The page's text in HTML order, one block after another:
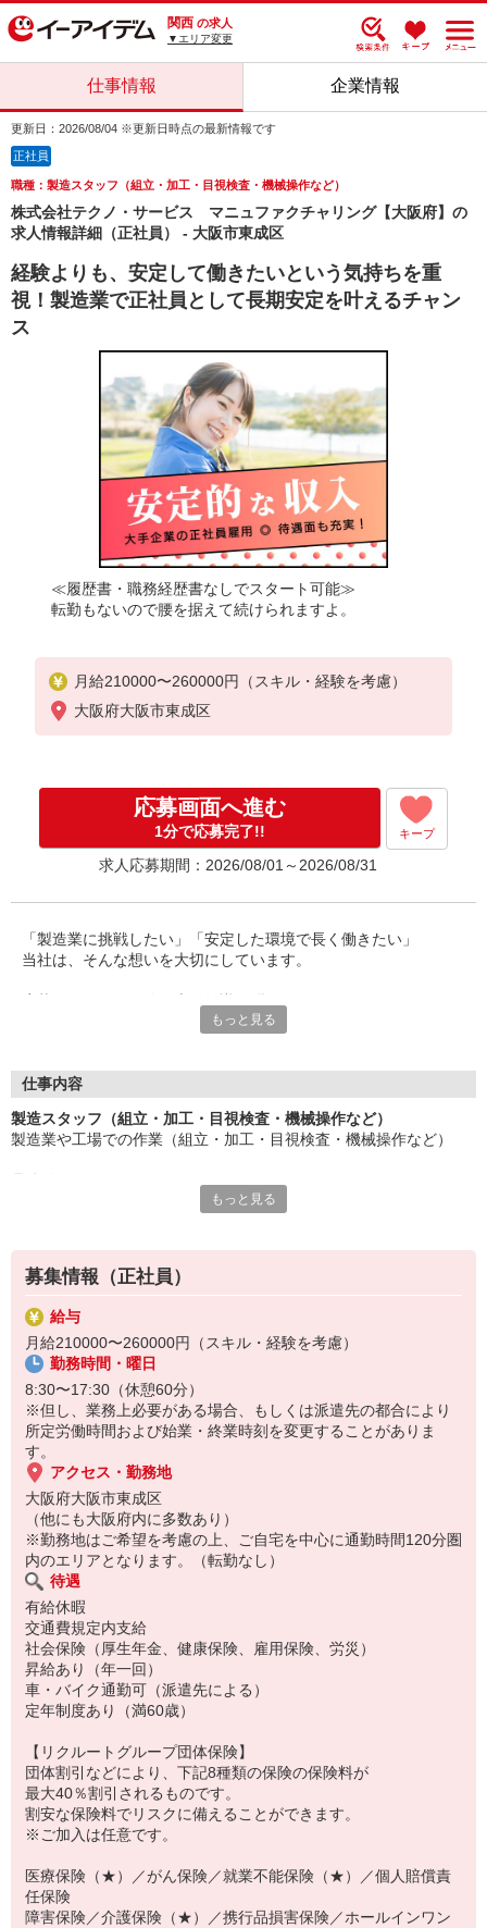
関西 の求人
▼エリア変更
仕事情報 企業情報
更新日：2026/08/04 ※更新日時点の最新情報です
正社員
職種：製造スタッフ（組立・加工・目視検査・機械操作など）
株式会社テクノ・サービス マニュファクチャリング【大阪府】の
求人情報詳細（正社員） - 大阪市東成区
経験よりも、安定して働きたいという気持ちを重
視！製造業で正社員として長期安定を叶えるチャン
ス
≪履歴書・職務経歴書なしでスタート可能≫
転勤もないので腰を据えて続けられますよ。
月給210000〜260000円（スキル・経験を考慮）
大阪府大阪市東成区
応募画面へ進む
1分で応募完了!! キープ
求人応募期間：2026/08/01～2026/08/31
「製造業に挑戦したい」「安定した環境で長く働きたい」
当社は、そんな想いを大切にしています。
約束を守ること、きちんと連絡をすること、前向きに仕事へ取り
また、勤務時間やシフトなど柔軟に対応いただける方は、ご紹介
長く働きたい――
製造業で正社員としてキャリアを築きたい方、ぜひご応募くださ
もっと見る
仕事内容
製造スタッフ（組立・加工・目視検査・機械操作など）
製造業や工場での作業（組立・加工・目視検査・機械操作など）
製品に不備がないか目視チェック
複雑な作業や力仕事はほとんどなく覚えやすいものばかり！
未経験の方もすぐに慣れていただけると思います。
※当社（株）テクノ・サービスに正社員採用の上で、派遣就業先事
業所へ派遣となります。
もっと見る
募集情報（正社員）
給与
月給210000〜260000円（スキル・経験を考慮）
勤務時間・曜日
8:30〜17:30（休憩60分）
※但し、業務上必要がある場合、もしくは派遣先の都合により
所定労働時間および始業・終業時刻を変更することがありま
す。
アクセス・勤務地
大阪府大阪市東成区
（他にも大阪府内に多数あり）
※勤務地はご希望を考慮の上、ご自宅を中心に通勤時間120分圏
内のエリアとなります。（転勤なし）
待遇
有給休暇
交通費規定内支給
社会保険（厚生年金、健康保険、雇用保険、労災）
昇給あり（年一回）
車・バイク通勤可（派遣先による）
定年制度あり（満60歳）
【リクルートグループ団体保険】
団体割引などにより、下記8種類の保険の保険料が
最大40％割引されるものです。
割安な保険料でリスクに備えることができます。
※ご加入は任意です。
医療保険（★）／がん保険／就業不能保険（★）／個人賠償責
任保険
障害保険／介護保険（★）／携行品損害保険／ホールインワン